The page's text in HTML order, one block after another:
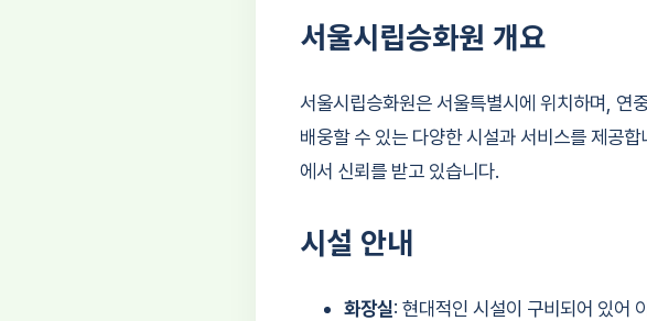
서울시립승화원 개요
서울시립승화원은 서울특별시에 위치하며, 연
배웅할 수 있는 다양한 시설과 서비스를 제공
에서 신뢰를 받고 있습니다.
시설 안내
화장실: 현대적인 시설이 구비되어 있어